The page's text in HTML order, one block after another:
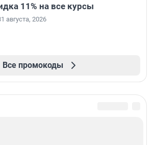
11% на все курсы
августа, 2026
Все промокоды